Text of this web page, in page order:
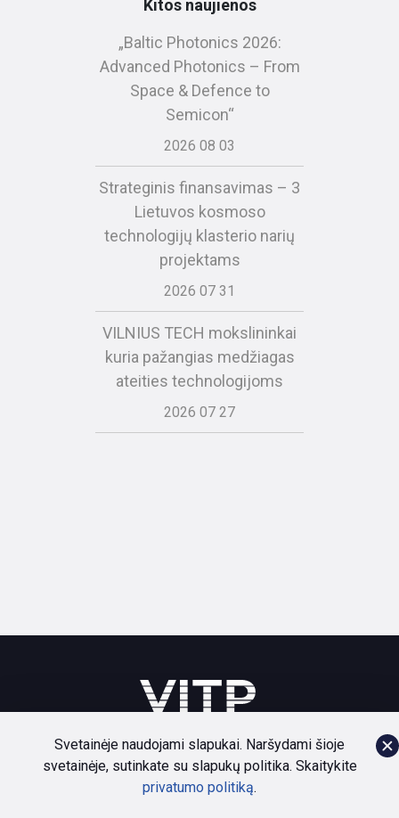
Kitos naujienos
„Baltic Photonics 2026:
Advanced Photonics – From
Space & Defence to
Semicon“
2026 08 03
Strateginis finansavimas – 3
Lietuvos kosmoso
technologijų klasterio narių
projektams
2026 07 31
VILNIUS TECH mokslininkai
kuria pažangias medžiagas
ateities technologijoms
2026 07 27
Svetainėje naudojami slapukai. Naršydami šioje
svetainėje, sutinkate su slapukų politika. Skaitykite
privatumo politiką.
Bendruomenė Paslaugos Naujienos
Apie
Privatumo politika
Dokumentai